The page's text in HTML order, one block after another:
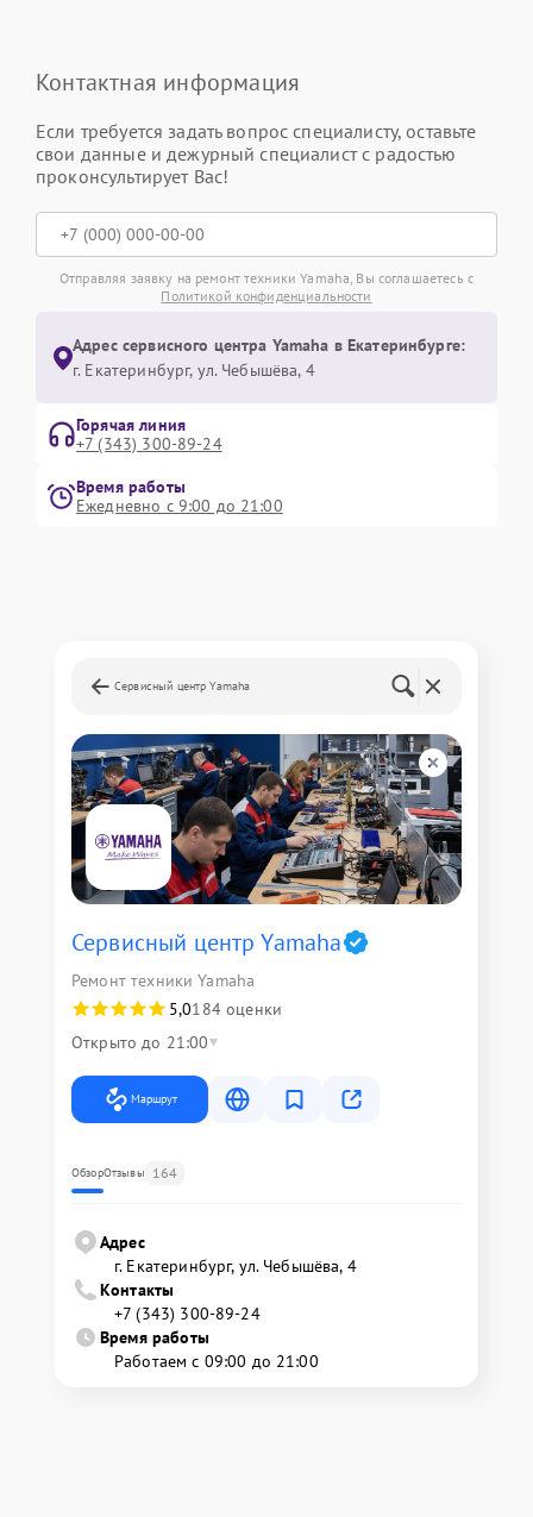
Контактная информация
Если требуется задать вопрос специалисту, оставьте
свои данные и дежурный специалист с радостью
проконсультирует Вас!
Отправляя заявку на ремонт техники Yamaha, Вы соглашаетесь с
Политикой конфиденциальности
Адрес сервисного центра Yamaha в Екатеринбурге:
г. Екатеринбург, ул. Чебышёва, 4
Горячая линия
+7 (343) 300-89-24
Время работы
Ежедневно с 9:00 до 21:00
Сервисный центр Yamaha
Сервисный центр Yamaha
Ремонт техники Yamaha
5,0184 оценки
Открыто до 21:00
Маршрут
ОбзорОтзывы 164
Адрес
г. Екатеринбург, ул. Чебышёва, 4
Контакты
+7 (343) 300-89-24
Время работы
Работаем с 09:00 до 21:00